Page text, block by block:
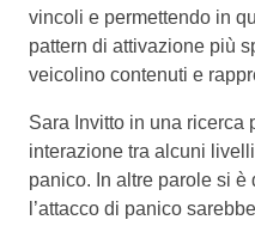
vincoli e permettendo in
pattern di attivazione più
veicolino contenuti e
Sara Invitto in una ricerca
interazione tra alcuni
panico. In altre parole si è
l’attacco di panico